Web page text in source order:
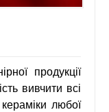
“ЛІДЕР
продукції
вивчити всі
любої